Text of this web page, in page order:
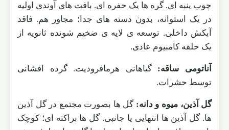
چوب پنبه ای. گره ها یک حفره ای. بافت های آوندی اولیه
در یک استوانه، بدون دسته های جدا؛ مجاور هم. فاقد
آبکش داخلی. توسعه ی لایه ی ضخیم شونده ثانویه از
یک حلقه کامبیوم عادی.
آناتومی ساقه:گیاهانی هرمافرودیت. گرده افشانی
توسط حشرات.
گل آذین، میوه و دانه: گل ها بصورت مجتمع در گل آذین
ها. گل آذین ها انتهایی یا جانبی. گل ها براکته ای؛ کوچک